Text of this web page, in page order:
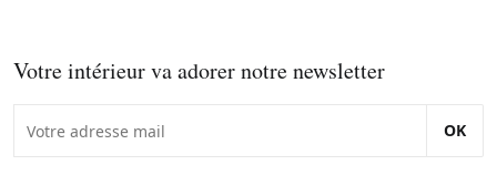
Votre intérieur va adorer notre newsletter
OK